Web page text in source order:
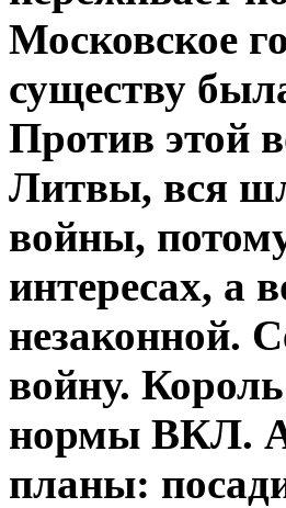
Московское
существу
Против этой
Литвы, вся
войны,
интересах, а
незаконной.
войну.
нормы ВКЛ.
планы: